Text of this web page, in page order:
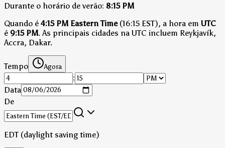
Durante o horário de verão: 8:15 PM
Quando é 4:15 PM Eastern Time(16:15 EST), a hora em UTC
é 9:15 PM. As principais cidades na UTC incluem Reykjavík,
Accra, Dakar.
Tempo Agora
:
Data
De
EDT (daylight saving time)